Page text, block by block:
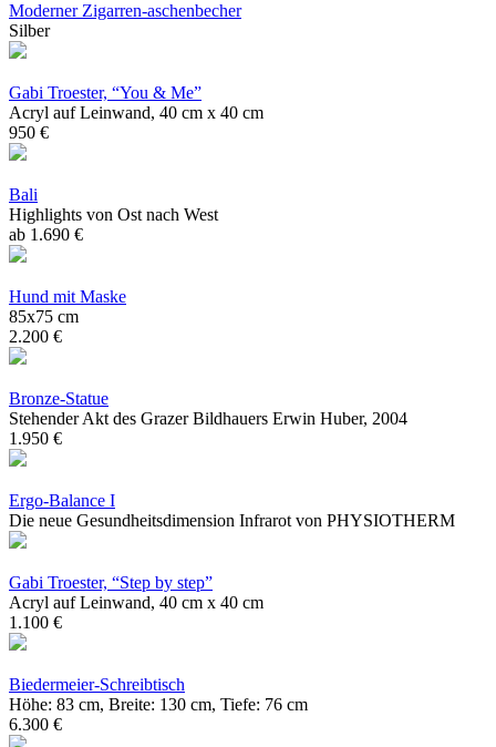
Moderner Zigarren-aschenbecher
Silber
Gabi Troester, “You & Me”
Acryl auf Leinwand, 40 cm x 40 cm
950 €
Bali
Highlights von Ost nach West
ab 1.690 €
Hund mit Maske
85x75 cm
2.200 €
Bronze-Statue
Stehender Akt des Grazer Bildhauers Erwin Huber, 2004
1.950 €
Ergo-Balance I
Die neue Gesundheitsdimension Infrarot von PHYSIOTHERM
Gabi Troester, “Step by step”
Acryl auf Leinwand, 40 cm x 40 cm
1.100 €
Biedermeier-Schreibtisch
Höhe: 83 cm, Breite: 130 cm, Tiefe: 76 cm
6.300 €